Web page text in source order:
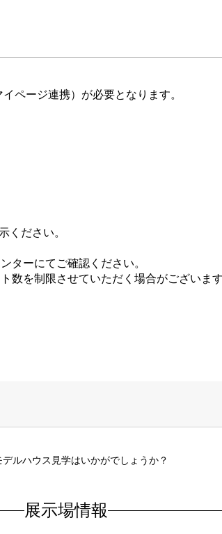
ページ連携）が必要となります。
ください。
ターにてご確認ください。
数を制限させていただく場合がございま
ルハウス見学はいかがでしょうか？
展示場情報